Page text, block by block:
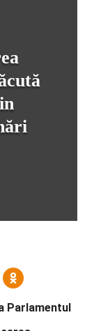
Parlamentul